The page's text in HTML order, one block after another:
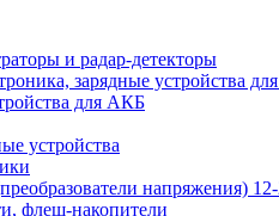
и радар-детекторы
зарядные устройства
для АКБ
устройства
напряжения)
флеш-накопители